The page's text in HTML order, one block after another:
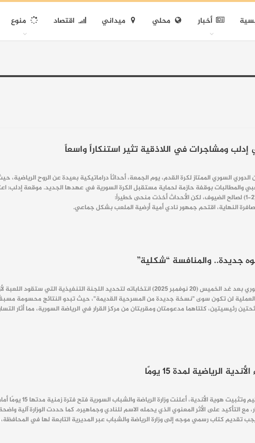
أخبار محلي ميداني اقتصاد منوع
ومشاجرات في اللاذقية تثير استنكاراً واسعاً
السوري الممتاز لكرة القدم، يوم الجمعة، أحداثاً دراماتيكية بعيدة عن الروح
والمطالبات بوقفة حازمة لحماية مستقبل الكرة السورية في عهدها الجديد. موقعة
النهاية، اقتحم جمهور نادي أمية أرضية الملعب بشكل جماعي.
جديدة.. والمنافسة “شكلية”
لن تكون سوى "نسخة جديدة من المسرحية القديمة"، حيث تبدو النتائج محسومة
رئيسيتين، كلتاهما مدعومتان ومقربتان من مركز القرار في الرياضة السورية، مما أثار التساؤلات حول
الرياضية لمدة 15 يومًا
في خطوة تهدف
مع التأكيد على الأثر المعنوي الذي يحمله الاسم للنادي وجماهيره. كما حددت الوزارة آلية
تقديم كتاب رسمي موجه إلى وزارة الرياضة والشباب عبر المديرية التابعة لها في